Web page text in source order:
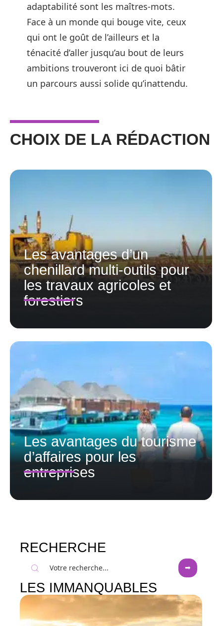
adaptabilité sont les maîtres-mots.
Face à un monde qui bouge vite, ceux
qui ont le goût de l’ailleurs et la
ténacité d’aller jusqu’au bout de leurs
ambitions trouveront ici de quoi bâtir
un parcours aussi solide qu’inattendu.
CHOIX DE LA RÉDACTION
Les avantages d’un
chenillard multi-outils pour
les travaux agricoles et
forestiers
Les avantages du tourisme
d’affaires pour les
entreprises
RECHERCHE
LES IMMANQUABLES